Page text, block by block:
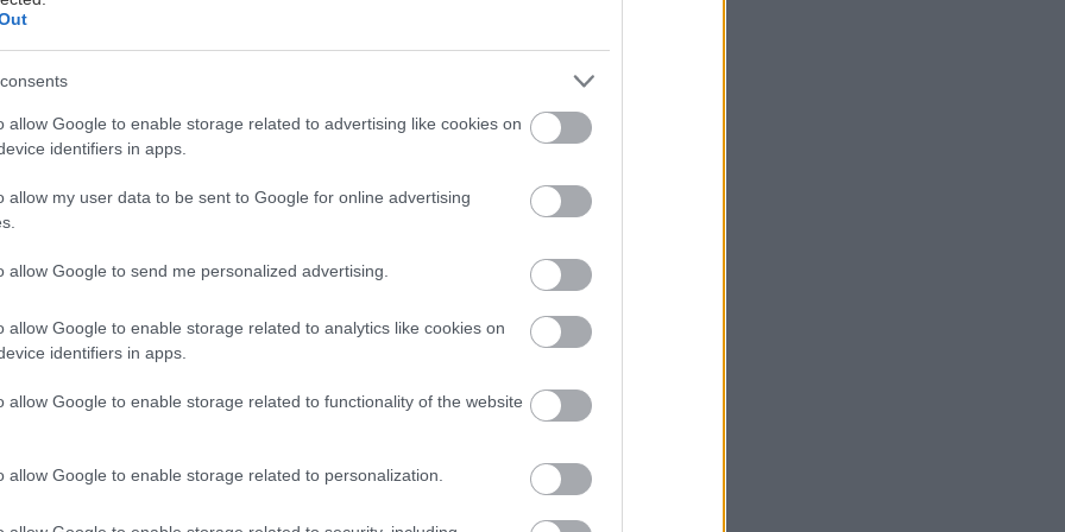
allow Google to enable storage related to advertising like cookies on
identifiers in apps.
allow my user data to be sent to Google for online advertising
allow Google to send me personalized advertising.
allow Google to enable storage related to analytics like cookies on
identifiers in apps.
allow Google to enable storage related to functionality of the website
allow Google to enable storage related to personalization.
ερμηνεία-σκηνοθεσία Νικόλας Βαγιονάκης, μετά από δύο
πετυχημένες σεζόν στο Ίδρυμα Μιχάλης Κακογιάννης, και τις
out παραστάσεις στη Θεσσαλονίκη, στη Σύρο, στην Πάτρα και στο
Theatre του Λονδίνου, μεταφέρεται από το Σάββατο 20
στο θέατρο Μικρός Κεραμεικός, κάθε Σάββατο και Κυριακή, για
παραστάσεων.
ιστορία του ηθοποιού Χέντρικ Χέφγκεν, που ξεκινά την καριέρα
τέχνης του Αμβούργου το 1926, οραματιζόμενος ένα επαναστατικό
στο Βερολίνο προκειμένου να καθιερωθεί σαν πρωταγωνιστής στο